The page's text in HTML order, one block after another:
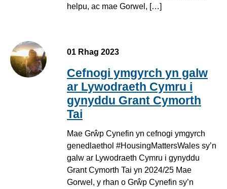
helpu, ac mae Gorwel, […]
silhouette of a person holding a child in the sunset
01 Rhag 2023
Cefnogi ymgyrch yn galw
ar Lywodraeth Cymru i
gynyddu Grant Cymorth
Tai
Mae Grŵp Cynefin yn cefnogi ymgyrch
genedlaethol #HousingMattersWales sy’n
galw ar Lywodraeth Cymru i gynyddu
Grant Cymorth Tai yn 2024/25 Mae
Gorwel, y rhan o Grŵp Cynefin sy’n